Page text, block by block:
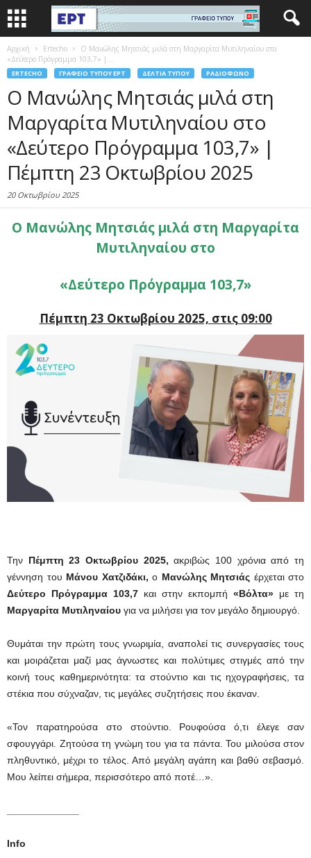
Αρχική Ertecho
Ο Μανώλης Μητσιάς μιλά στη Μαργαρίτα Μυτιληναίου στο
«Δεύτερο Πρόγραμμα 103,7» |...
ERTECHO ΓΡΑΦΕΊΟ ΤΎΠΟΥ ΕΡΤ ΔΕΛΤΊΑ ΤΎΠΟΥ ΡΑΔΙΌΦΩΝΟ
Ο Μανώλης Μητσιάς μιλά στη
Μαργαρίτα Μυτιληναίου στο
«Δεύτερο Πρόγραμμα 103,7» |
Πέμπτη 23 Οκτωβρίου 2025
20 Οκτωβρίου 2025
Ο Μανώλης Μητσιάς μιλά στη Μαργαρίτα
Μυτιληναίου στο
«Δεύτερο Πρόγραμμα 103,7»
Πέμπτη 23 Οκτωβρίου 2025, στις 09:00
Την Πέμπτη 23 Οκτωβρίου 2025, ακριβώς 100 χρόνια από τη
γέννηση του Μάνου Χατζιδάκι, ο Μανώλης Μητσιάς έρχεται στο
Δεύτερο Πρόγραμμα 103,7 και στην εκπομπή «Βόλτα» με τη
Μαργαρίτα Μυτιληναίου για να μιλήσει για τον μεγάλο δημιουργό.
Θυμάται την πρώτη τους γνωριμία, αναπολεί τις συνεργασίες τους
και μοιράζεται μαζί μας άγνωστες και πολύτιμες στιγμές από την
κοινή τους καθημερινότητα: τα στούντιο και τις ηχογραφήσεις, τα
στέκια που σύχναζαν, τις μεγάλες συζητήσεις που έκαναν.
«Τον παρατηρούσα στο στούντιο. Ρουφούσα ό,τι έλεγε σαν
σφουγγάρι. Ζητούσα τη γνώμη του για τα πάντα. Του μιλούσα στον
πληθυντικό, μέχρι το τέλος. Από μεγάλη αγάπη και βαθύ σεβασμό.
Μου λείπει σήμερα, περισσότερο από ποτέ…».
Info